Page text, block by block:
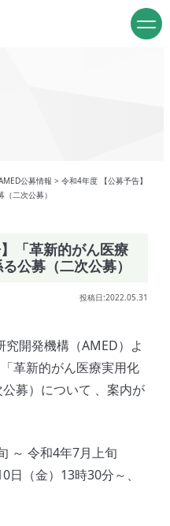
公募情報 > 令和4年度 【公募予告】
二次公募）
「革新的がん医療
公募（二次公募）
投稿日:2022.05.31
開発機構（AMED）よ
革新的がん医療実用化
募）について 、案内が
～ 令和4年7月上旬
日（金）13時30分～、